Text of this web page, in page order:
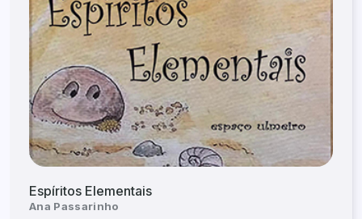
Espíritos Elementais
Ana Passarinho